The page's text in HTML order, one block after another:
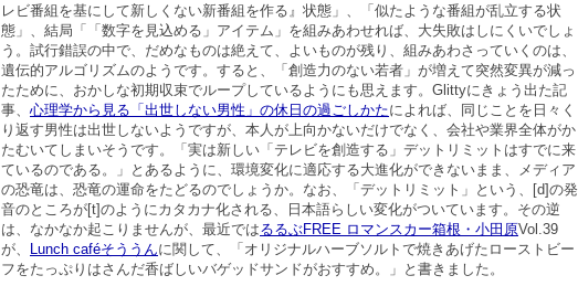
レビ番組を基にして新しくない新番組を作る』状態」、「似たような番組が乱立する状
態」、結局「「数字を見込める」アイテム」を組みあわせれば、大失敗はしにくいでしょ
う。試行錯誤の中で、だめなものは絶えて、よいものが残り、組みあわさっていくのは、
遺伝的アルゴリズムのようです。すると、「創造力のない若者」が増えて突然変異が減っ
たために、おかしな初期収束でループしているようにも思えます。Glittyにきょう出た記
事、 心理学から見る「出世しない男性」の休日の過ごしかたによれば、同じことを日々く
り返す男性は出世しないようですが、本人が上向かないだけでなく、会社や業界全体がか
たむいてしまいそうです。「実は新しい「テレビを創造する」デットリミットはすでに来
ているのである。」とあるように、環境変化に適応する大進化ができないまま、メディア
の恐竜は、恐竜の運命をたどるのでしょうか。なお、「デットリミット」という、[d]の発
音のところが[t]のようにカタカナ化される、日本語らしい変化がついています。その逆
は、なかなか起こりませんが、最近ではるるぶFREE ロマンスカー箱根・小田原Vol.39
が、
Lunch caféそううんに関して、「オリジナルハーブソルトで焼きあげたローストビー
フをたっぷりはさんだ香ばしいバゲッドサンドがおすすめ。」と書きました。